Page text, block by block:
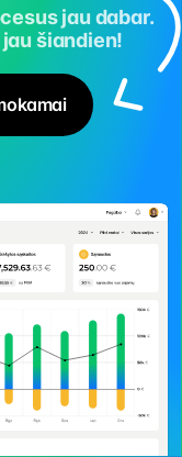
jau dabar.
šiandien!